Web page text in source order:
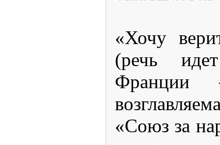
«Хочу
(речь
Франции
«Союз за